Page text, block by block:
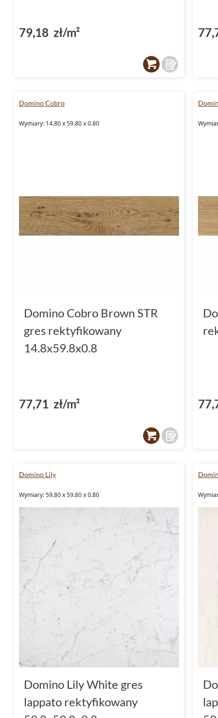
79,18 zł/m²
Domino Cobro
Wymiary: 14.80 x 59.80 x 0.80
Domino Cobro Brown STR
gres rektyfikowany
14.8x59.8x0.8
77,71 zł/m²
Domino Lily
Wymiary: 59.80 x 59.80 x 0.80
Domino Lily White gres
lappato rektyfikowany